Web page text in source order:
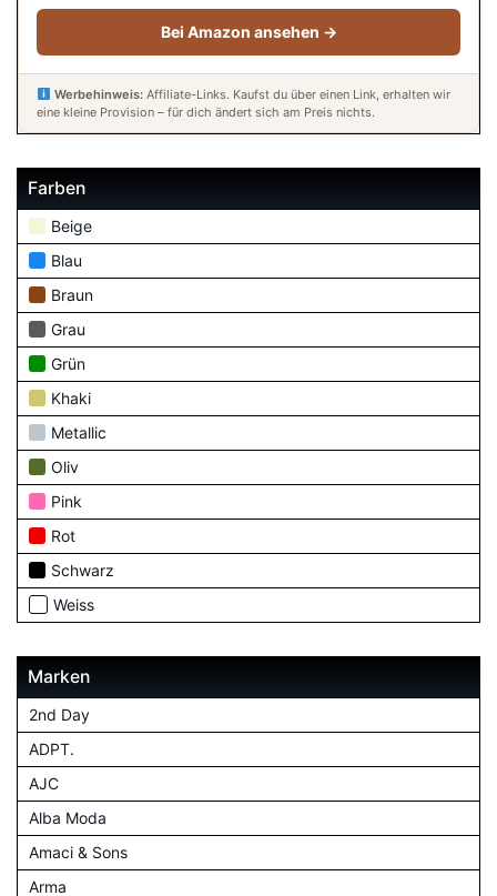
Bei Amazon ansehen →
Werbehinweis:Affiliate-Links. Kaufst du über einen Link, erhalten wir
eine kleine Provision – für dich ändert sich am Preis nichts.
Farben
Beige
Blau
Braun
Grau
Grün
Khaki
Metallic
Oliv
Pink
Rot
Schwarz
Weiss
Marken
2nd Day
ADPT.
AJC
Alba Moda
Amaci & Sons
Arma